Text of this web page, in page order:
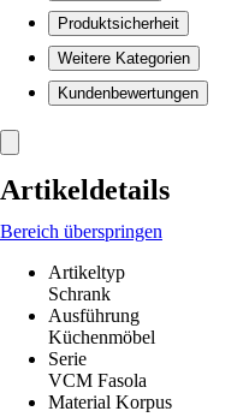
Produktsicherheit
Weitere Kategorien
Kundenbewertungen
Artikeldetails
Bereich überspringen
Artikeltyp
Schrank
Ausführung
Küchenmöbel
Serie
VCM Fasola
Material Korpus